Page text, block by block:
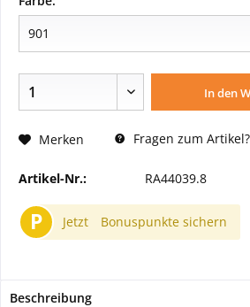
In den
Merken Fragen zum Artikel?
Artikel-Nr.: RA44039.8
P Jetzt Bonuspunkte sichern
Beschreibung